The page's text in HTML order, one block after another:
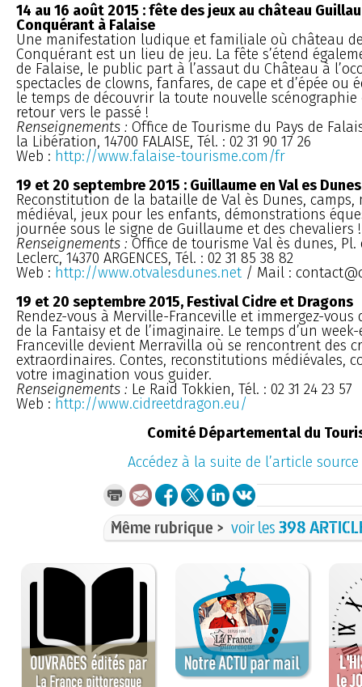
14 au 16 août 2015 : fête des jeux au château
Conquérant à Falaise
Une manifestation ludique et familiale où château
Conquérant est un lieu de jeu. La fête s’étend
de Falaise, le public part à l’assaut du Château à
spectacles de clowns, fanfares, de cape et d’épée ou
le temps de découvrir la toute nouvelle
retour vers le passé !
Renseignements : Office de Tourisme du Pays de
la Libération, 14700 FALAISE, Tél. : 02 31 90 17 26
Web : http://www.falaise-tourisme.com/fr
19 et 20 septembre 2015 : Guillaume en Val es
Reconstitution de la bataille de Val ès Dunes, camps,
médiéval, jeux pour les enfants, démonstrations
journée sous le signe de Guillaume et des chevaliers !
Renseignements : Office de tourisme Val ès dunes,
Leclerc, 14370 ARGENCES, Tél. : 02 31 85 38 82
Web : http://www.otvalesdunes.net / Mail :
19 et 20 septembre 2015, Festival Cidre et Dragons
Rendez-vous à Merville-Franceville et immergez-vous
de la Fantaisy et de l’imaginaire. Le temps d’un
Franceville devient Merravilla où se rencontrent des
extraordinaires. Contes, reconstitutions médiévales,
votre imagination vous guider.
Renseignements : Le Raid Tokkien, Tél. : 02 31 24 23 57
Web : http://www.cidreetdragon.eu/
Comité Départemental du
Accédez à la suite de l’article source
Même rubrique > voir les398